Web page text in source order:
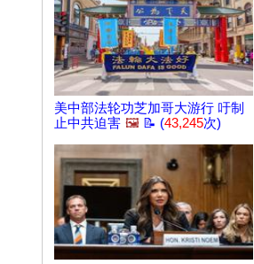
美中部法轮功芝加哥大游行 吁制
止中共迫害 🖼️ 📝 (43,245次)